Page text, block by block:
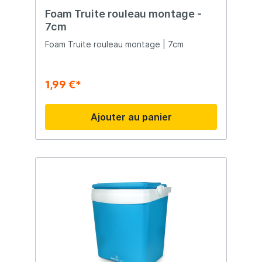
Foam Truite rouleau montage -
7cm
Foam Truite rouleau montage | 7cm
1,99 €*
Ajouter au panier